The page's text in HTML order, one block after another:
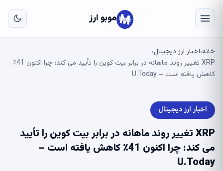
موبو ارز
خانه›اخبار ارز دیجیتال›
XRP تغییر روند ماهانه در برابر بیت کوین را تأیید می کند: چرا اکنون 41٪
کاهش یافته است – U.Today
اخبار ارز دیجیتال
XRP تغییر روند ماهانه در برابر بیت کوین را تأیید
می کند: چرا اکنون 41٪ کاهش یافته است –
U.Today